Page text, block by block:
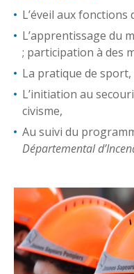
L’éveil aux
L’apprentissage du
; participation à des
La pratique de sport,
L’initiation au
civisme,
Au suivi du
Départemental